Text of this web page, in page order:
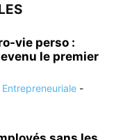
vie perso :
le premier
-